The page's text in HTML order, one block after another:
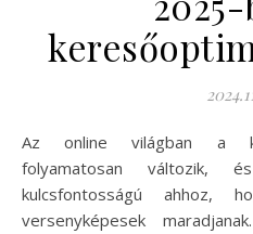
Az online világban a keresőoptimalizálás (SEO)
folyamatosan változik,
kulcsfontosságú ahhoz,
versenyképesek